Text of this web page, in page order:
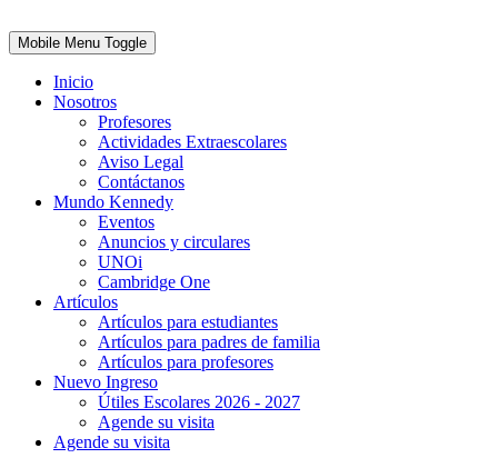
Mobile Menu Toggle
Inicio
Nosotros
Profesores
Actividades Extraescolares
Aviso Legal
Contáctanos
Mundo Kennedy
Eventos
Anuncios y circulares
UNOi
Cambridge One
Artículos
Artículos para estudiantes
Artículos para padres de familia
Artículos para profesores
Nuevo Ingreso
Útiles Escolares 2026 - 2027
Agende su visita
Agende su visita